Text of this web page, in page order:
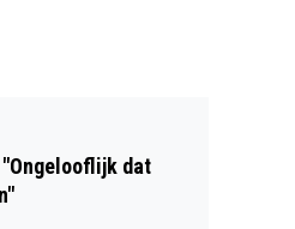
dat